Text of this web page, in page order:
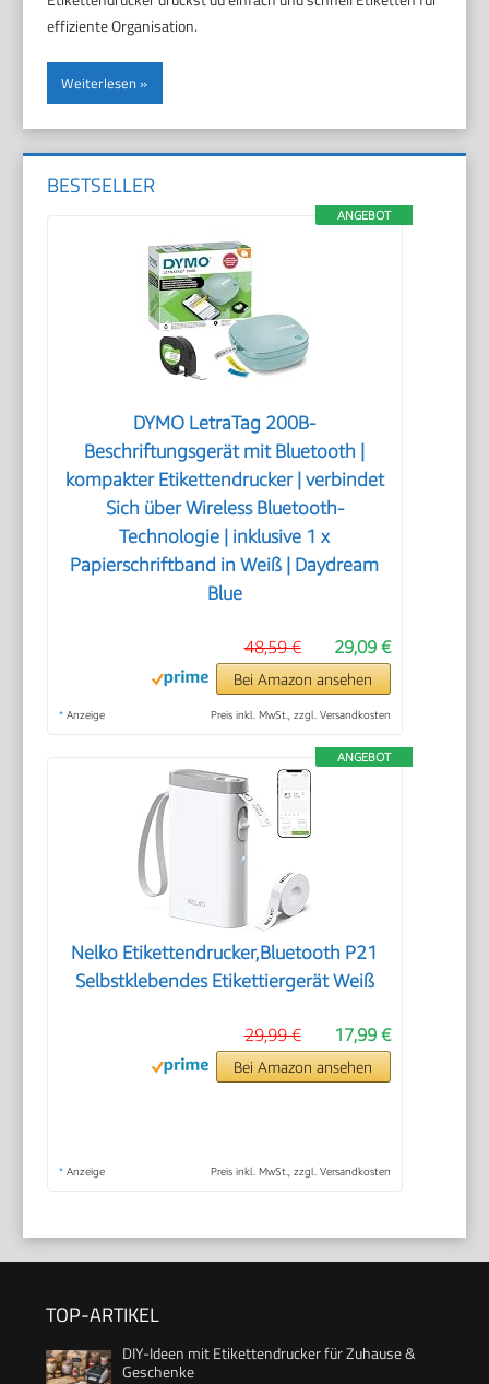
effiziente Organisation.
Weiterlesen
BESTSELLER
ANGEBOT
DYMO LetraTag 200B-
Beschriftungsgerät mit Bluetooth |
kompakter Etikettendrucker | verbindet
Sich über Wireless Bluetooth-
Technologie | inklusive 1 x
Papierschriftband in Weiß | Daydream
Blue
29,09 €
48,59 €
Bei Amazon ansehen
* Anzeige Preis inkl. MwSt., zzgl. Versandkosten
ANGEBOT
Nelko Etikettendrucker,Bluetooth P21
Selbstklebendes Etikettiergerät Weiß
17,99 €
29,99 €
Bei Amazon ansehen
* Anzeige Preis inkl. MwSt., zzgl. Versandkosten
TOP-ARTIKEL
DIY-Ideen mit Etikettendrucker für Zuhause &
Geschenke